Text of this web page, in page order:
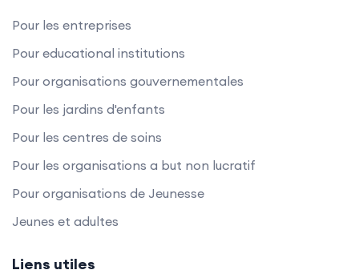
Pour les entreprises
Pour educational institutions
Pour organisations gouvernementales
Pour les jardins d'enfants
Pour les centres de soins
Pour les organisations a but non lucratif
Pour organisations de Jeunesse
Jeunes et adultes
Liens utiles